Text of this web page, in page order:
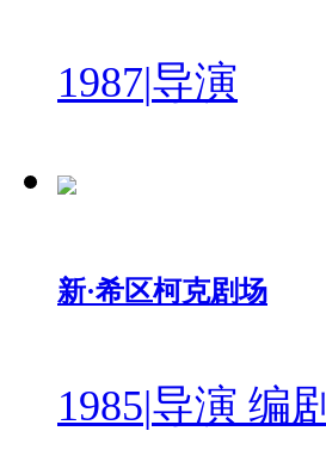
1987|导演
新·希区柯克剧场
1985|导演 编剧